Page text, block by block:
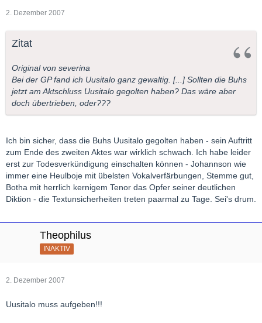
2. Dezember 2007
Zitat
Original von severina
Bei der GP fand ich Uusitalo ganz gewaltig. [...] Sollten die Buhs
jetzt am Aktschluss Uusitalo gegolten haben? Das wäre aber
doch übertrieben, oder???
Ich bin sicher, dass die Buhs Uusitalo gegolten haben - sein Auftritt
zum Ende des zweiten Aktes war wirklich schwach. Ich habe leider
erst zur Todesverkündigung einschalten können - Johannson wie
immer eine Heulboje mit übelsten Vokalverfärbungen, Stemme gut,
Botha mit herrlich kernigem Tenor das Opfer seiner deutlichen
Diktion - die Textunsicherheiten treten paarmal zu Tage. Sei's drum.
Theophilus
INAKTIV
2. Dezember 2007
Uusitalo muss aufgeben!!!